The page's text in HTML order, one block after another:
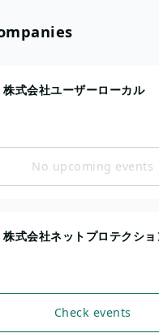
株式会社ユーザーローカル
No upcoming events
株式会社ネットプロテクシ
Check events